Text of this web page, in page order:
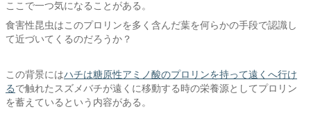
ここで一つ気になることがある。
食害性昆虫はこのプロリンを多く含んだ葉を何らかの手段で認識し
て近づいてくるのだろうか？
この背景にはハチは糖原性アミノ酸のプロリンを持って遠くへ行け
るで触れたスズメバチが遠くに移動する時の栄養源としてプロリン
を蓄えているという内容がある。